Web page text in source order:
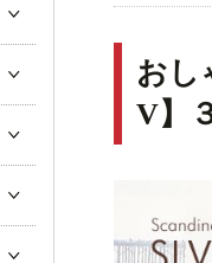
おし
V】